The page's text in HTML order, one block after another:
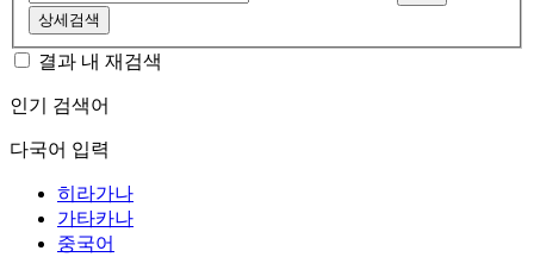
상세검색
결과 내 재검색
인기 검색어
다국어 입력
히라가나
가타카나
중국어